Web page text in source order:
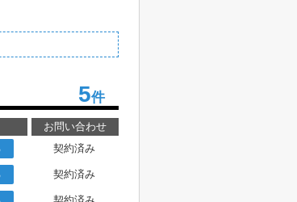
5件
お問い合わせ
契約済み
契約済み